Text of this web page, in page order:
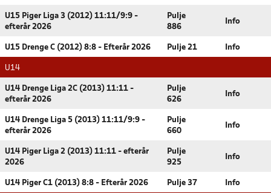
U15 Piger Liga 3 (2012) 11:11/9:9 -
efterår 2026
Pulje
886
Info
U15 Drenge C (2012) 8:8 - Efterår 2026 Pulje 21 Info
U14
U14 Drenge Liga 2C (2013) 11:11 -
efterår 2026
Pulje
626
Info
U14 Drenge Liga 5 (2013) 11:11/9:9 -
efterår 2026
Pulje
660
Info
U14 Piger Liga 2 (2013) 11:11 - efterår
2026
Pulje
925
Info
U14 Piger C1 (2013) 8:8 - Efterår 2026 Pulje 37 Info